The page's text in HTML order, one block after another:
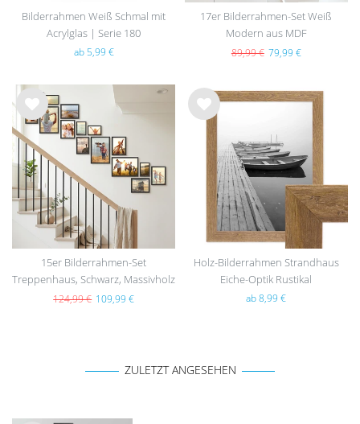
Bilderrahmen Weiß Schmal mit
Acrylglas | Serie 180
ab 5,99 €
17er Bilderrahmen-Set Weiß
Modern aus MDF
89,99 € 79,99 €
Wu
nsc
hlist
e
15er Bilderrahmen-Set
Treppenhaus, Schwarz, Massivholz
(EU)
124,99 € 109,99 €
Wu
nsc
hlist
Holz-Bilderrahmen Strandhaus
Eiche-Optik Rustikal
ab 8,99 €
ZULETZT ANGESEHEN